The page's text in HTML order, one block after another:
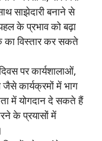
साझेदारी बनाने से
के प्रभाव को बढ़ा
विस्तार कर सकते
पर कार्यशालाओं,
कार्यक्रमों में भाग
में योगदान दे सकते हैं
के प्रयासों में